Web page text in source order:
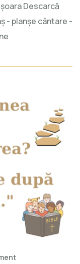
Descarcă
- planșe cântare -